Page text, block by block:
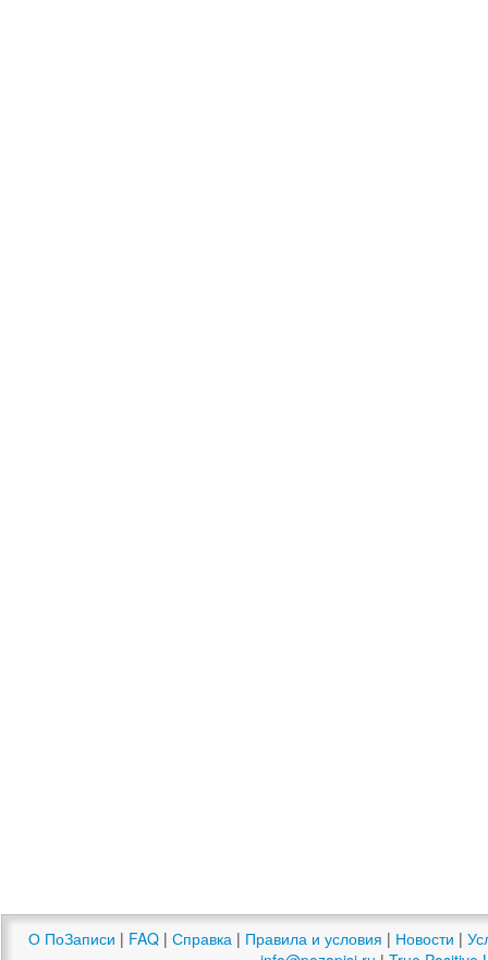
О ПоЗаписи | FAQ | Справка | Правила и условия | Новости |